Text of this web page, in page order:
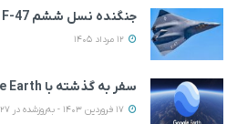
جنگنده نسل ششم F-47 در مسیر نخستین پرواز
سفر به گذشته با Google Earth